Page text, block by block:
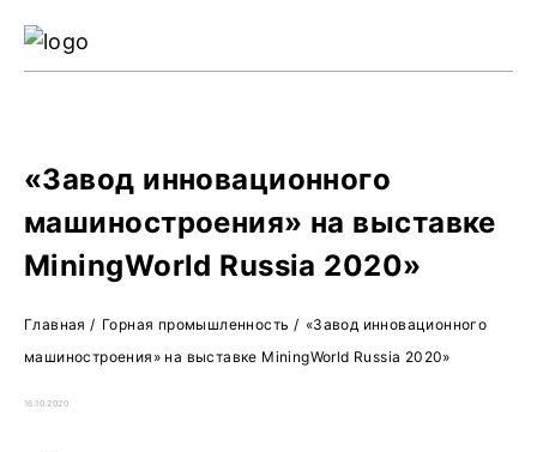
«Завод инновационного
машиностроения» на выставке
MiningWorld Russia 2020»
Главная / Горная промышленность / «Завод инновационного
машиностроения» на выставке MiningWorld Russia 2020»
16.10.2020